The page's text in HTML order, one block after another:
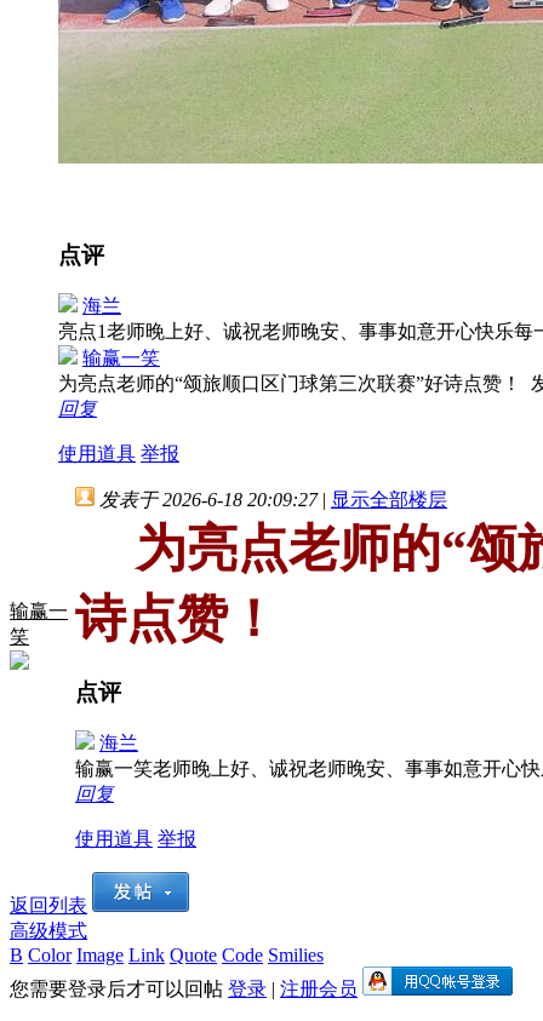
点评
海兰
亮点1老师晚上好、诚祝老师晚安、事事如意开心快乐
输赢一笑
为亮点老师的“颂旅顺口区门球第三次联赛”好诗点赞！
回复
使用道具 举报
输赢一
笑
发表于 2026-6-18 20:09:27 | 显示全部楼层
为亮点老师的“颂
诗点赞！
点评
海兰
输赢一笑老师晚上好、诚祝老师晚安、事事如意开心
回复
使用道具 举报
返回列表
高级模式
B Color Image Link Quote Code Smilies
您需要登录后才可以回帖 登录 | 注册会员